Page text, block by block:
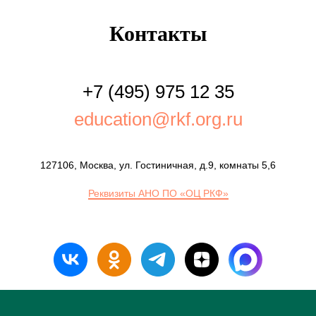
Контакты
+7 (495) 975 12 35
education@rkf.org.ru
127106, Москва, ул. Гостиничная, д.9, комнаты 5,6
Реквизиты АНО ПО «ОЦ РКФ»